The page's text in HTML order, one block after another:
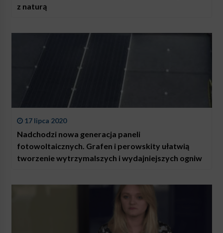
z naturą
17 lipca 2020
Nadchodzi nowa generacja paneli
fotowoltaicznych. Grafen i perowskity ułatwią
tworzenie wytrzymalszych i wydajniejszych ogniw